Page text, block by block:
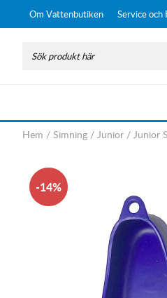
Om Vattenbutiken Service och
Hem / Simning / Junior / Junior
14